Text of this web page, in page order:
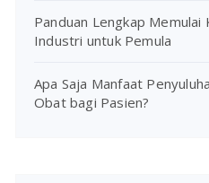
Panduan Lengkap Memulai
Industri untuk Pemula
Apa Saja Manfaat
Obat bagi Pasien?